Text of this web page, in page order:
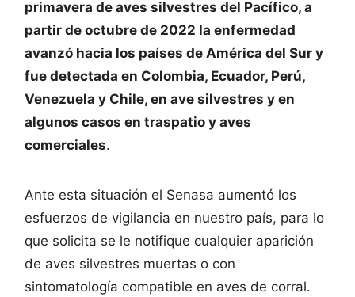
primavera de aves silvestres del Pacífico, a
partir de octubre de 2022 la enfermedad
avanzó hacia los países de América del Sur y
fue detectada en Colombia, Ecuador, Perú,
Venezuela y Chile, en ave silvestres y en
algunos casos en traspatio y aves
comerciales.
Ante esta situación el Senasa aumentó los
esfuerzos de vigilancia en nuestro país, para lo
que solicita se le notifique cualquier aparición
de aves silvestres muertas o con
sintomatología compatible en aves de corral.